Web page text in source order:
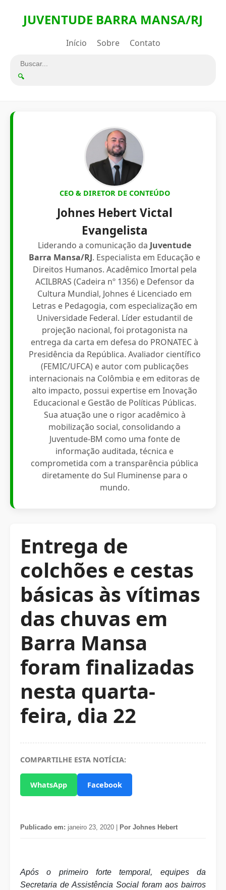
JUVENTUDE BARRA MANSA/RJ
Início Sobre Contato
🔍
CEO & DIRETOR DE CONTEÚDO
Johnes Hebert Victal
Evangelista
Liderando a comunicação da Juventude
Barra Mansa/RJ. Especialista em Educação e
Direitos Humanos. Acadêmico Imortal pela
ACILBRAS (Cadeira nº 1356) e Defensor da
Cultura Mundial, Johnes é Licenciado em
Letras e Pedagogia, com especialização em
Universidade Federal. Líder estudantil de
projeção nacional, foi protagonista na
entrega da carta em defesa do PRONATEC à
Presidência da República. Avaliador científico
(FEMIC/UFCA) e autor com publicações
internacionais na Colômbia e em editoras de
alto impacto, possui expertise em Inovação
Educacional e Gestão de Políticas Públicas.
Sua atuação une o rigor acadêmico à
mobilização social, consolidando a
Juventude-BM como uma fonte de
informação auditada, técnica e
comprometida com a transparência pública
diretamente do Sul Fluminense para o
mundo.
Entrega de
colchões e cestas
básicas às vítimas
das chuvas em
Barra Mansa
foram finalizadas
nesta quarta-
feira, dia 22
COMPARTILHE ESTA NOTÍCIA:
WhatsApp Facebook
Publicado em: janeiro 23, 2020 | Por Johnes Hebert
Após o primeiro forte temporal, equipes da
Secretaria de Assistência Social foram aos bairros